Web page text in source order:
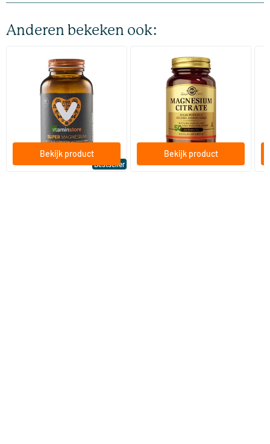
Anderen bekeken ook:
Bestseller
(510)
Super Magnesium
60/​120 tabletten
Vitaminstore
95
Bekijk product
(287)
Magnesium Citrate
(Magnesium Citraat)
60/​120 tabletten
Solgar Vitamins
16.50
Bekijk product